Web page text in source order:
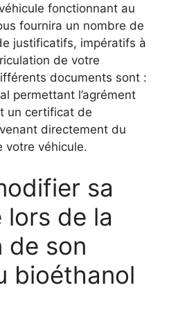
fonctionnant au
fournira un nombre de
justificatifs, impératifs à
de votre
documents sont :
permettant l’agrément
un certificat de
directement du
votre véhicule.
sa
de la
de son
bioéthanol